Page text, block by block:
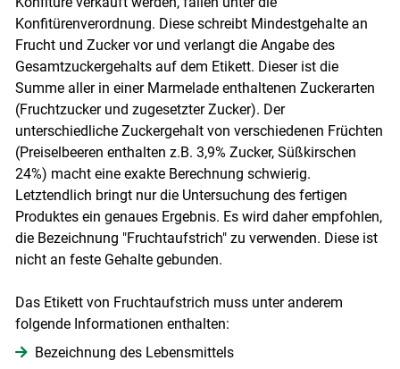
Konfitürenverordnung. Diese schreibt Mindestgehalte an
Frucht und Zucker vor und verlangt die Angabe des
Gesamtzuckergehalts auf dem Etikett. Dieser ist die
Summe aller in einer Marmelade enthaltenen Zuckerarten
(Fruchtzucker und zugesetzter Zucker). Der
unterschiedliche Zuckergehalt von verschiedenen Früchten
(Preiselbeeren enthalten z.B. 3,9% Zucker, Süßkirschen
24%) macht eine exakte Berechnung schwierig.
Letztendlich bringt nur die Untersuchung des fertigen
Produktes ein genaues Ergebnis. Es wird daher empfohlen,
die Bezeichnung "Fruchtaufstrich" zu verwenden. Diese ist
nicht an feste Gehalte gebunden.
Das Etikett von Fruchtaufstrich muss unter anderem
folgende Informationen enthalten:
Bezeichnung des Lebensmittels